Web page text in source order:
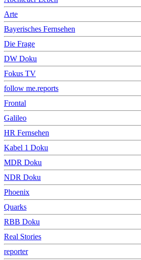
Arte
Bayerisches Fernsehen
Die Frage
DW Doku
Fokus TV
follow me.reports
Frontal
Galileo
HR Fernsehen
Kabel 1 Doku
MDR Doku
NDR Doku
Phoenix
Quarks
RBB Doku
Real Stories
reporter